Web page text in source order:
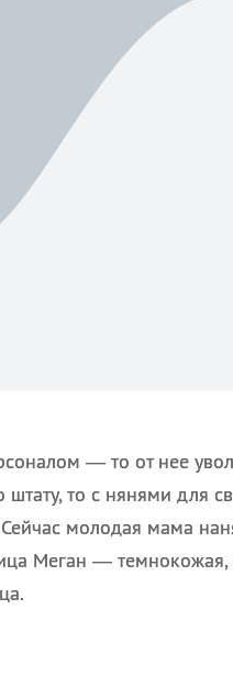
— то от нее
то с нянями для
молодая мама
Меган — темнокожая,